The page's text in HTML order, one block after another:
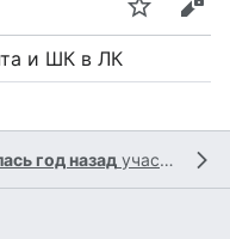
Следить
и ШК в ЛК
год назад участником